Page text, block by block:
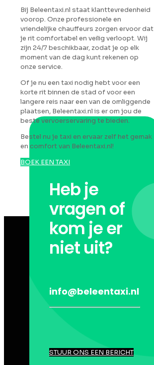
Bij Beleentaxi.nl staat klanttevredenheid
voorop. Onze professionele en
vriendelijke chauffeurs zorgen ervoor dat
je rit comfortabel en veilig verloopt. Wij
zijn 24/7 beschikbaar, zodat je op elk
moment van de dag kunt rekenen op
onze service.
Of je nu een taxi nodig hebt voor een
korte rit binnen de stad of voor een
langere reis naar een van de omliggende
plaatsen, Beleentaxi.nl is er om jou de
beste vervoerservaring te bieden.
Bestel nu je taxi en ervaar zelf het gemak
en comfort van Beleentaxi.nl!
BOEK EEN TAXI
Heb je
vragen of
kom je er
niet uit?
info@beleentaxi.nl
STUUR ONS EEN BERICHT